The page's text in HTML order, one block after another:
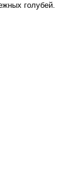
голубей.